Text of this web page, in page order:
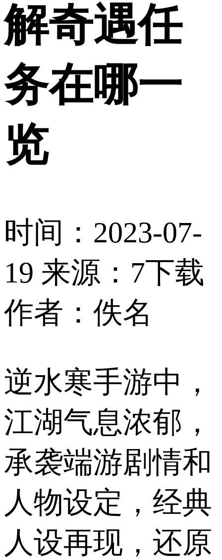
解奇遇任
务在哪一
览
时间：2023-07-
19 来源：7下载
作者：佚名
逆水寒手游中，
江湖气息浓郁，
承袭端游剧情和
人物设定，经典
人设再现，还原